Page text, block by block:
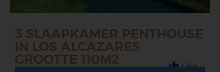
3 SLAAPKAMER PENTHOUSE
IN LOS ALCAZARES
GROOTTE 110M2
Like